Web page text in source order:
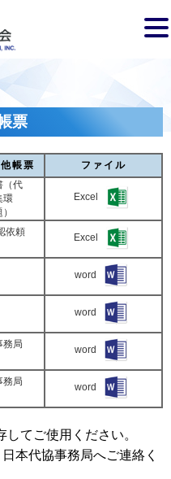
票
帳票 ファイル
（代
環
Excel
依頼
Excel
word
word
務局
word
務局
word
てご使用ください。
本代協事務局へご連絡く